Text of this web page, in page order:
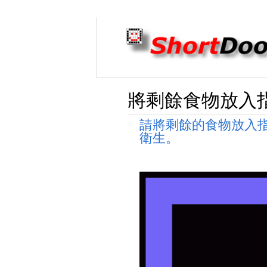
將剩餘食物放入
請將剩餘的食物放入
衛生。